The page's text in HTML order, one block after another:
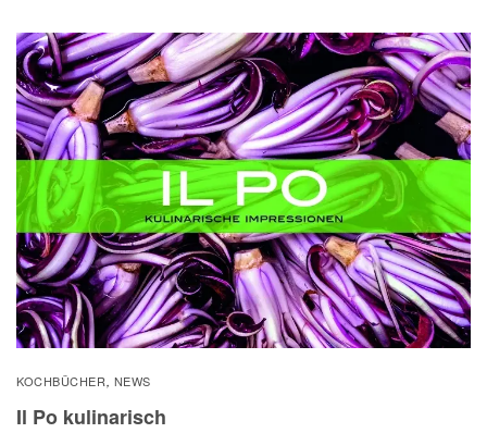
KOCHBÜCHER, NEWS
Il Po kulinarisch